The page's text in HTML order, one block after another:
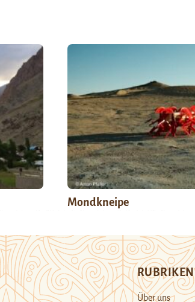
Mondkneipe
RUBRIKEN
Über uns